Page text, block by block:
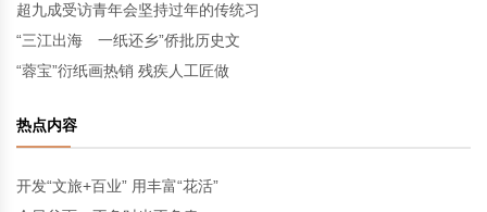
超九成受访青年会坚持过年的传统习
“三江出海 一纸还乡”侨批历史文
“蓉宝”衍纸画热销 残疾人工匠做
热点内容
开发“文旅+百业” 用丰富“花活”